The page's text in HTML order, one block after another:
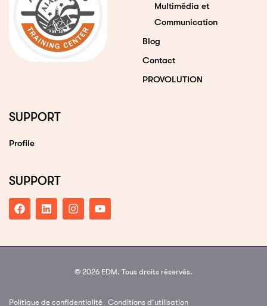
Multimédia et
Communication
Blog
Contact
PROVOLUTION
SUPPORT
Profile
SUPPORT
© 2026 EDM. Tous droits réservés.
Politique de confidentialité Conditions d’utilisation